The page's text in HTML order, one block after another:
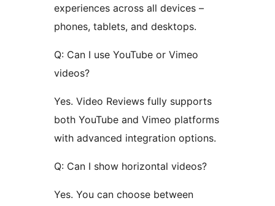
experiences across all devices –
phones, tablets, and desktops.
Q: Can I use YouTube or Vimeo
videos?
Yes. Video Reviews fully supports
both YouTube and Vimeo platforms
with advanced integration options.
Q: Can I show horizontal videos?
Yes. You can choose between